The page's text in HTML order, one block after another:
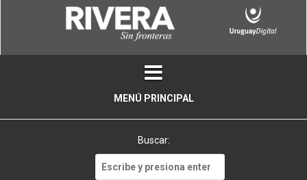
MENÚ PRINCIPAL
Buscar: